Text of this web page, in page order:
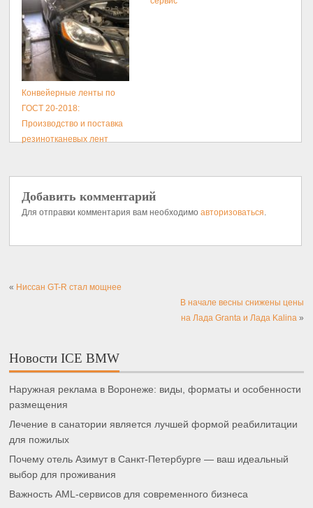
Конвейерные ленты по
ГОСТ 20-2018:
Производство и поставка
резинотканевых лент
Добавить комментарий
Для отправки комментария вам необходимоавторизоваться.
« Ниссан GT-R стал мощнее
В начале весны снижены цены
на Лада Granta и Лада Kalina»
Новости ICE BMW
Наружная реклама в Воронеже: виды, форматы и особенности
размещения
Лечение в санатории является лучшей формой реабилитации
для пожилых
Почему отель Азимут в Санкт-Петербурге — ваш идеальный
выбор для проживания
Важность AML-сервисов для современного бизнеса